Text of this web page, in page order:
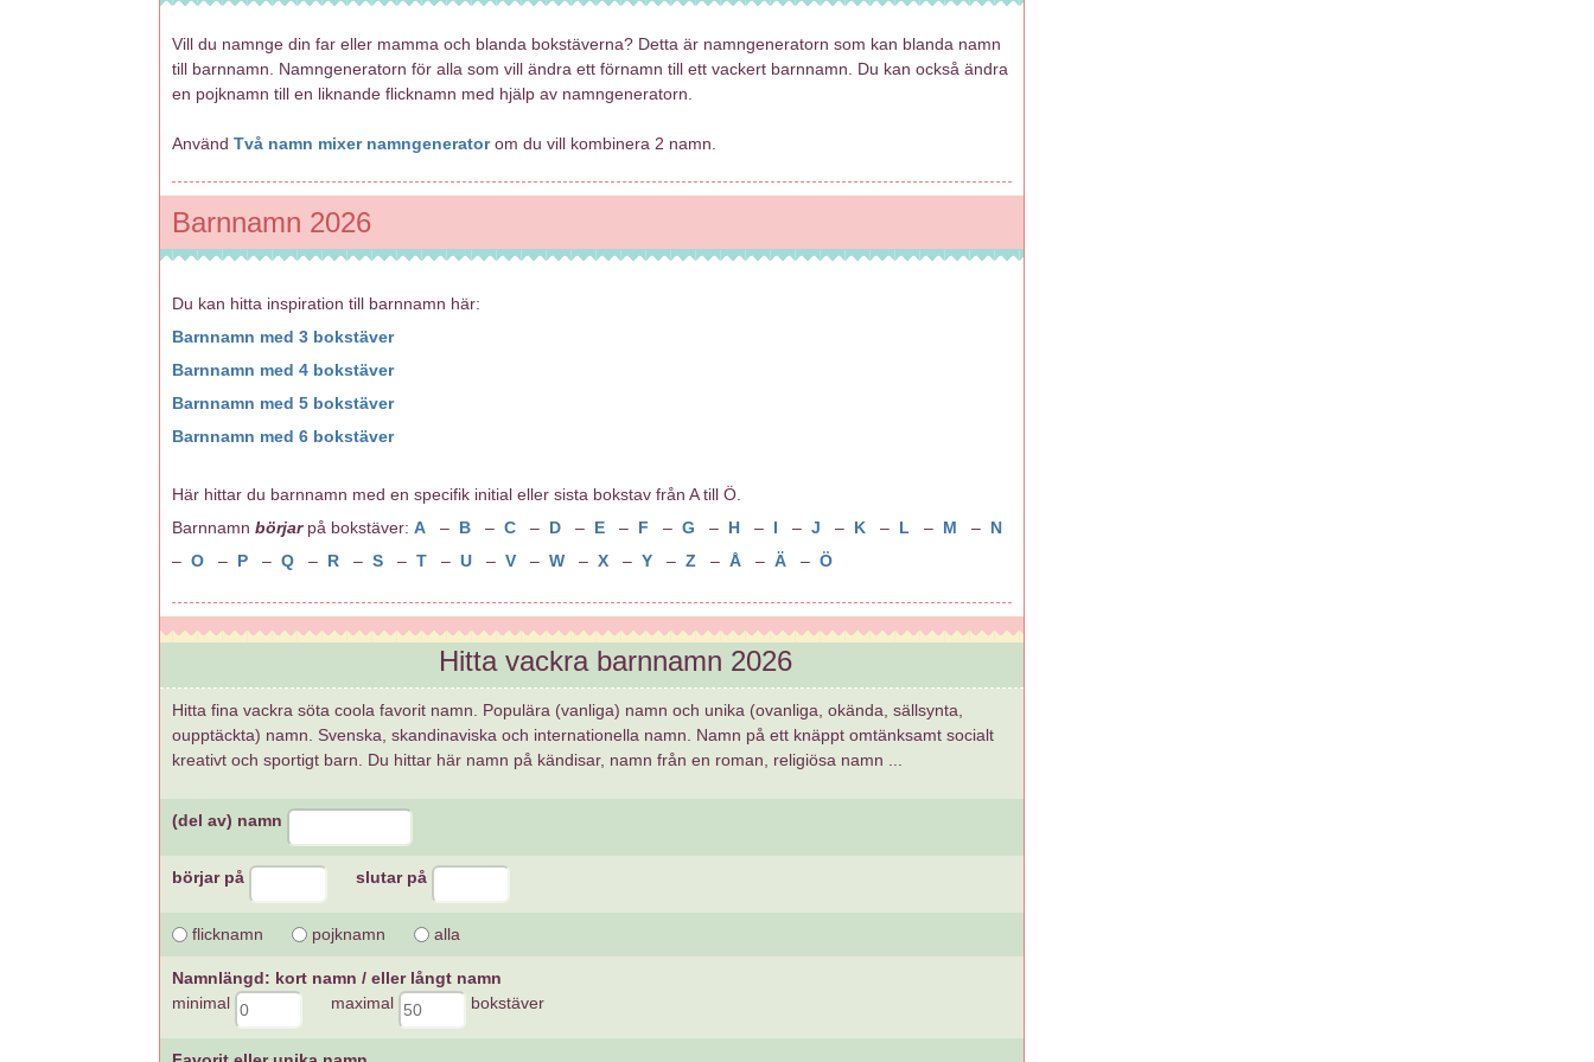
Vill du namnge din far eller mamma och blanda bokstäverna? Detta är namngeneratorn som kan blanda namn
till barnnamn. Namngeneratorn för alla som vill ändra ett förnamn till ett vackert barnnamn. Du kan också ändra
en pojknamn till en liknande flicknamn med hjälp av namngeneratorn.
Använd Två namn mixer namngeneratorom du vill kombinera 2 namn.
Barnnamn 2026
Du kan hitta inspiration till barnnamn här:
Barnnamn med 3 bokstäver
Barnnamn med 4 bokstäver
Barnnamn med 5 bokstäver
Barnnamn med 6 bokstäver
Här hittar du barnnamn med en specifik initial eller sista bokstav från A till Ö.
Barnnamn börjarpå bokstäver: A – B – C – D – E – F – G – H – I – J – K – L – M – N
– O – P – Q – R – S – T – U – V – W – X – Y – Z – Å – Ä – Ö
Hitta vackra barnnamn 2026
Hitta fina vackra söta coola favorit namn. Populära (vanliga) namn och unika (ovanliga, okända, sällsynta,
oupptäckta) namn. Svenska, skandinaviska och internationella namn. Namn på ett knäppt omtänksamt socialt
kreativt och sportigt barn. Du hittar här namn på kändisar, namn från en roman, religiösa namn ...
(del av) namn
börjar på slutar på
flicknamn pojknamn alla
Namnlängd: kort namn / eller långt namn
minimal
maximal bokstäver